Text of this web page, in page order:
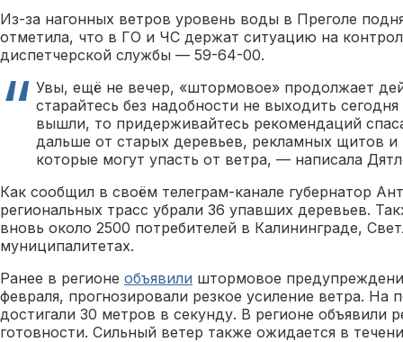
Из-за нагонных ветров уровень воды в Преголе
отметила, что в ГО и ЧС держат ситуацию на
диспетчерской службы — 59-64-00.
Увы, ещё не вечер, «штормовое» продолжает
старайтесь без надобности не выходить
вышли, то придерживайтесь рекомендаций
дальше от старых деревьев, рекламных щитов и
которые могут упасть от ветра, — написала
Как сообщил в своём телеграм-канале губернатор
региональных трасс убрали 36 упавших деревьев.
вновь около 2500 потребителей в Калининграде,
муниципалитетах.
Ранее в регионе объявили штормовое
февраля, прогнозировали резкое усиление ветра. На
достигали 30 метров в секунду. В регионе
готовности. Сильный ветер также ожидается в